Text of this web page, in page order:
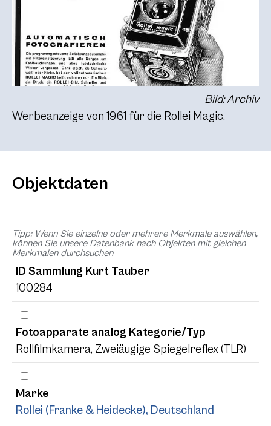
Bild: Archiv
Werbeanzeige von 1961 für die Rollei Magic.
Objektdaten
Tipp: Wenn Sie einzelne oder mehrere Merkmale auswählen,
können Sie unsere Datenbank nach Objekten mit gleichen
Merkmalen durchsuchen
ID Sammlung Kurt Tauber
100284
Fotoapparate analog Kategorie/Typ
Rollfilmkamera, Zweiäugige Spiegelreflex (TLR)
Marke
Rollei (Franke & Heidecke), Deutschland